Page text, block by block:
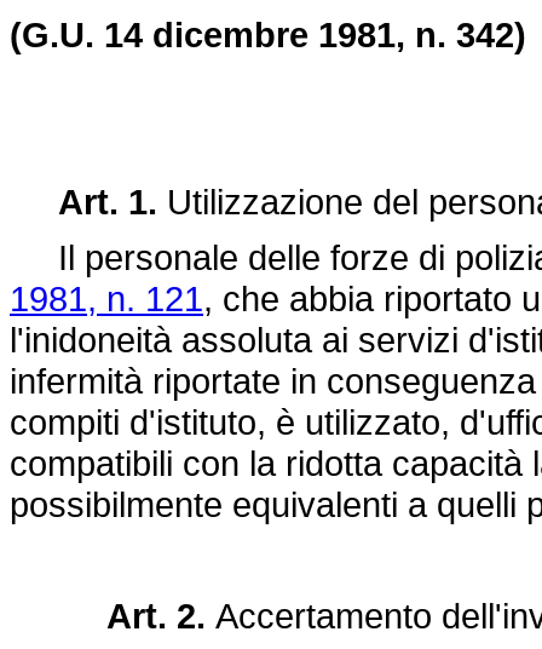
(G.U. 14 dicembre 1981, n. 342)
Art. 1. Utilizzazione del
Il personale delle forze di
1981, n. 121, che abbia riportato
l'inidoneità assoluta ai servizi
infermità riportate in
compiti d'istituto, è utilizzato,
compatibili con la ridotta capacità
possibilmente equivalenti a quelli
Art. 2. Accertamento